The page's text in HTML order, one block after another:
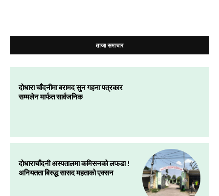
ताजा समाचार
दोधारा चाँदनीमा बरामद सुन गहना पत्रकार
सम्मलेन मार्फत सार्वजनिक
दोधाराचाँदनी अस्पतालमा कमिसनको लफडा !
अनियतता बिरुद्ध सासद महताको एक्सन